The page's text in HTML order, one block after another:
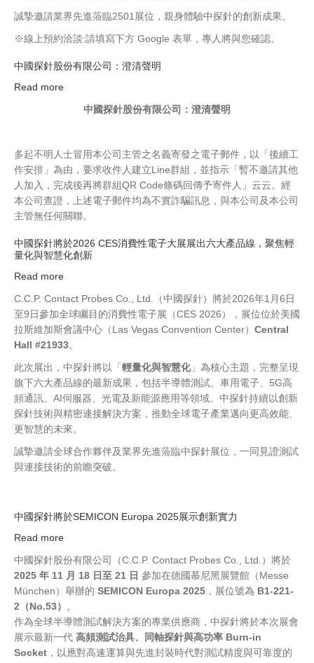
2026
隆
2501
誠摯邀請業界先進蒞臨2501展位，親身體驗中探針的創新成果。
※線上預約洽談:請填寫下方 Google 表單，專人將與您確認。
中國探針股份有限公司：澄清聲明
Read more
針
股
份
限
司：
澄
明
中國探針股份有限公司：澄清聲明
多起不明人士冒用本公司主管之名義寄發之電子郵件，以「後續工
作安排」為由，要求收件人建立Line群組，並指示「暫不邀請其他
人加入，完成後再將群組QR Code條碼回傳予寄件人」云云。經
本公司查證，上述電子郵件均為不實詐騙訊息，與本公司及本公司
主管無任何關聯。
中國探針將於2026 CES消費性電子大展展出六大產品線，聚焦輕
量化與智慧化創新
Read more
探
針
將
於
2026
CES
消
費
性
電
展
六
大
產
線，
聚
焦
C.C.P. Contact Probes Co., Ltd.（中國探針）將於2026年1月6日
至9日參加全球矚目的消費性電子展（CES 2026），展位位於美國
拉斯維加斯會議中心（Las Vegas Convention Center） Central
Hall #21933。
此次展出，中探針將以「 輕量化與智慧化」為核心主題，完整呈現
旗下六大產品線的最新成果，包括半導體測試、車用電子、5G高
頻通訊、AI伺服器、光電及新能源應用等領域。中探針持續以創新
探針技術與精密連接解決方案，推動全球電子產業邁向更高效能、
更智慧的未來。
誠摯邀請全球合作夥伴及業界先進蒞臨中探針展位，一同見證測試
與連接技術的前瞻突破。
中國探針將於SEMICON Europa 2025展示創新實力
Read more
國
探
針
將
於
SEMICON
中國探針股份有限公司（C.C.P. Contact Probes Co., Ltd.）將於
2025 年 11 月 18 日至 21 日 參加在德國慕尼黑展覽館（Messe
München）舉辦的 SEMICON Europa 2025 ，展位號為 B1-221-
2（No.53）
。
作為全球半導體測試解決方案的專業供應商，中探針將於本次展會
展示最新一代 高頻測試治具、同軸探針與高功率 Burn-in
Socket ，以應對高速運算與先進封裝時代對測試精度與可靠度的